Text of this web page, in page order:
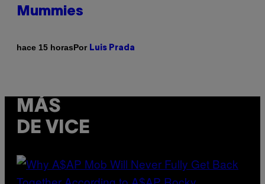
Mummies
hace 15 horasPor Luis Prada
MÁS
DE VICE